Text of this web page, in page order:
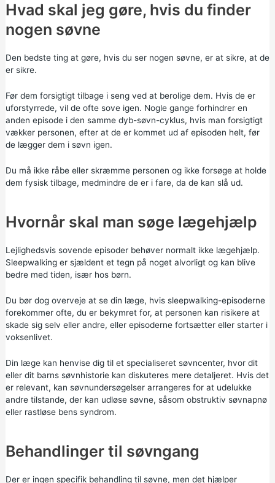
Hvad skal jeg gøre, hvis du finder
nogen søvne
Den bedste ting at gøre, hvis du ser nogen søvne, er at sikre, at de
er sikre.
Før dem forsigtigt tilbage i seng ved at berolige dem. Hvis de er
uforstyrrede, vil de ofte sove igen. Nogle gange forhindrer en
anden episode i den samme dyb-søvn-cyklus, hvis man forsigtigt
vækker personen, efter at de er kommet ud af episoden helt, før
de lægger dem i søvn igen.
Du må ikke råbe eller skræmme personen og ikke forsøge at holde
dem fysisk tilbage, medmindre de er i fare, da de kan slå ud.
Hvornår skal man søge lægehjælp
Lejlighedsvis sovende episoder behøver normalt ikke lægehjælp.
Sleepwalking er sjældent et tegn på noget alvorligt og kan blive
bedre med tiden, især hos børn.
Du bør dog overveje at se din læge, hvis sleepwalking-episoderne
forekommer ofte, du er bekymret for, at personen kan risikere at
skade sig selv eller andre, eller episoderne fortsætter eller starter i
voksenlivet.
Din læge kan henvise dig til et specialiseret søvncenter, hvor dit
eller dit barns søvnhistorie kan diskuteres mere detaljeret. Hvis det
er relevant, kan søvnundersøgelser arrangeres for at udelukke
andre tilstande, der kan udløse søvne, såsom obstruktiv søvnapnø
eller rastløse bens syndrom.
Behandlinger til søvngang
Der er ingen specifik behandling til søvne, men det hjælper